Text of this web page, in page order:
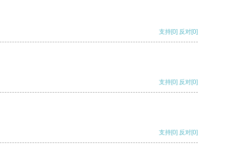
支持[0] 反对[0]
支持[0] 反对[0]
支持[0] 反对[0]